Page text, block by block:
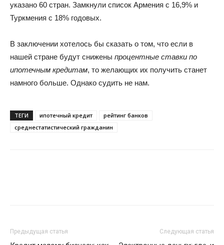
указано 60 стран. Замкнули список Армения с 16,9% и
Туркмения с 18% годовых.
В заключении хотелось бы сказать о том, что если в
нашей стране будут снижены процентные ставки по
ипотечным кредитам, то желающих их получить станет
намного больше. Однако судить не нам.
ТЕГИ ипотечный кредит
рейтинг банков
среднестатистический гражданин
Предыдущая статья Следующая статья